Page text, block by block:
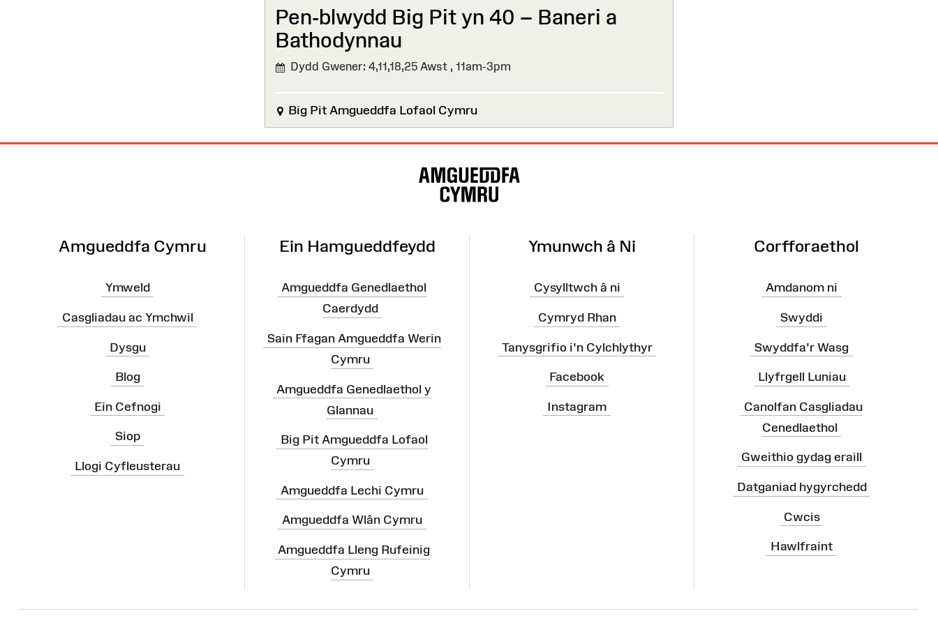
Pen-blwydd Big Pit yn 40 – Baneri a
Bathodynnau⁠ ⁠
Dydd Gwener: 4,11,18,25 Awst , 11am-3pm
Big Pit Amgueddfa Lofaol Cymru
Amgueddfa Cymru
Ymweld
Casgliadau ac Ymchwil
Dysgu
Blog
Ein Cefnogi
Siop
Llogi Cyfleusterau
Ein Hamgueddfeydd
Amgueddfa Genedlaethol
Caerdydd
Sain Ffagan Amgueddfa Werin
Cymru
Amgueddfa Genedlaethol y
Glannau
Big Pit Amgueddfa Lofaol
Cymru
Amgueddfa Lechi Cymru
Amgueddfa Wlân Cymru
Amgueddfa Lleng Rufeinig
Cymru
Ymunwch â Ni
Cysylltwch â ni
Cymryd Rhan
Tanysgrifio i'n Cylchlythyr
Facebook
Instagram
Corfforaethol
Amdanom ni
Swyddi
Swyddfa'r Wasg
Llyfrgell Luniau
Canolfan Casgliadau
Cenedlaethol
Gweithio gydag eraill
Datganiad hygyrchedd
Cwcis
Hawlfraint